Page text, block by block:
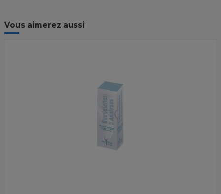
Vous aimerez aussi